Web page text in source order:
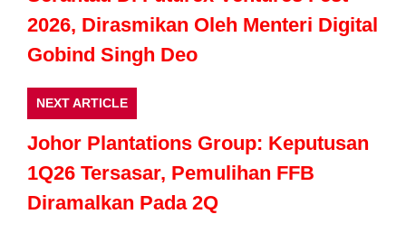
2026, Dirasmikan Oleh Menteri Digital
Gobind Singh Deo
NEXT ARTICLE
Johor Plantations Group: Keputusan
1Q26 Tersasar, Pemulihan FFB
Diramalkan Pada 2Q